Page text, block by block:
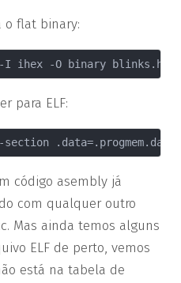
o flat binary:
para ELF:
section
código asembly já
com qualquer outro
Mas ainda temos alguns
ELF de perto, vemos
está na tabela de